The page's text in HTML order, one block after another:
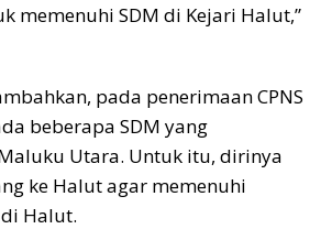
memenuhi SDM di Kejari Halut,”
pada penerimaan CPNS
beberapa SDM yang
Utara. Untuk itu, dirinya
ke Halut agar memenuhi
Halut.